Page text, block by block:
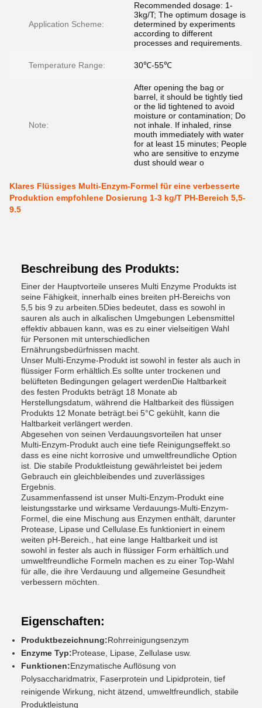
Application Scheme:
Recommended dosage: 1-
3kg/T; The optimum dosage is
determined by experiments
according to different
processes and requirements.
Temperature Range: 30℃-55℃
Note:
After opening the bag or
barrel, it should be tightly tied
or the lid tightened to avoid
moisture or contamination; Do
not inhale. If inhaled, rinse
mouth immediately with water
for at least 15 minutes; People
who are sensitive to enzyme
dust should wear o
Klares Flüssiges Multi-Enzym-Formel für eine verbesserte
Produktion empfohlene Dosierung 1-3 kg/T PH-Bereich 5,5-
9.5
Beschreibung des Produkts:
Einer der Hauptvorteile unseres Multi Enzyme Produkts ist
seine Fähigkeit, innerhalb eines breiten pH-Bereichs von
5,5 bis 9 zu arbeiten.5Dies bedeutet, dass es sowohl in
sauren als auch in alkalischen Umgebungen Lebensmittel
effektiv abbauen kann, was es zu einer vielseitigen Wahl
für Personen mit unterschiedlichen
Ernährungsbedürfnissen macht.
Unser Multi-Enzyme-Produkt ist sowohl in fester als auch in
flüssiger Form erhältlich.Es sollte unter trockenen und
belüfteten Bedingungen gelagert werdenDie Haltbarkeit
des festen Produkts beträgt 18 Monate ab
Herstellungsdatum, während die Haltbarkeit des flüssigen
Produkts 12 Monate beträgt.bei 5°C gekühlt, kann die
Haltbarkeit verlängert werden.
Abgesehen von seinen Verdauungsvorteilen hat unser
Multi-Enzym-Produkt auch eine tiefe Reinigungseffekt.so
dass es eine nicht korrosive und umweltfreundliche Option
ist. Die stabile Produktleistung gewährleistet bei jedem
Gebrauch ein gleichbleibendes und zuverlässiges
Ergebnis.
Zusammenfassend ist unser Multi-Enzym-Produkt eine
leistungsstarke und wirksame Verdauungs-Multi-Enzym-
Formel, die eine Mischung aus Enzymen enthält, darunter
Protease, Lipase und Cellulase.Es funktioniert in einem
weiten pH-Bereich., hat eine lange Haltbarkeit und ist
sowohl in fester als auch in flüssiger Form erhältlich.und
umweltfreundliche Formeln machen es zu einer Top-Wahl
für alle, die ihre Verdauung und allgemeine Gesundheit
verbessern möchten.
Eigenschaften:
Produktbezeichnung:Rohrreinigungsenzym
Enzyme Typ:Protease, Lipase, Zellulase usw.
Funktionen:Enzymatische Auflösung von
Polysaccharidmatrix, Faserprotein und Lipidprotein, tief
reinigende Wirkung, nicht ätzend, umweltfreundlich, stabile
Produktleistung